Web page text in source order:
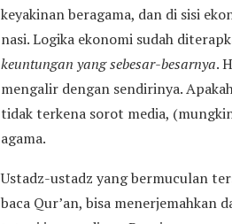
keyakinan beragama, dan di sisi
nasi. Logika ekonomi sudah
keuntungan yang sebesar-besarnya.
mengalir dengan sendirinya.
tidak terkena sorot media,
agama.
Ustadz-ustadz yang bermuculan
baca Qur’an, bisa menerjemahkan